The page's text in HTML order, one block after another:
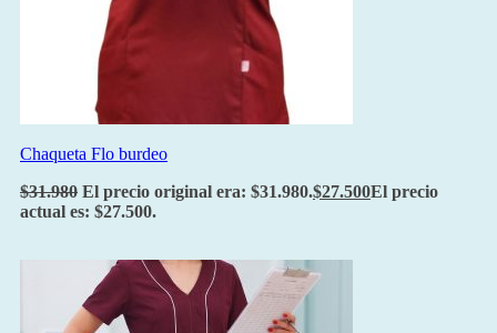
Chaqueta Flo burdeo
$31.980 El precio original era: $31.980.$27.500El precio
actual es: $27.500.